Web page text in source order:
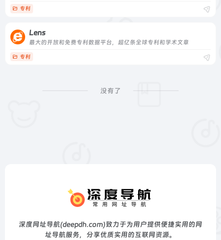
专利
Lens
最大的开放和免费专利数据平台，超亿条全球专利和学术文章
专利
没有了
深度网址导航(deepdh.com)致力于为用户提供便捷实用的网
址导航服务，分享优质实用的互联网资源。